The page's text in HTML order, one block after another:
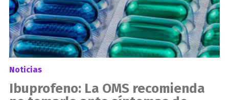
Noticias
Ibuprofeno: La OMS recomienda